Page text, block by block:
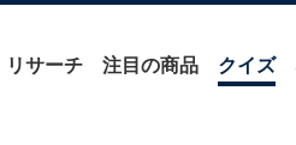
リサーチ 注目の商品 クイズ